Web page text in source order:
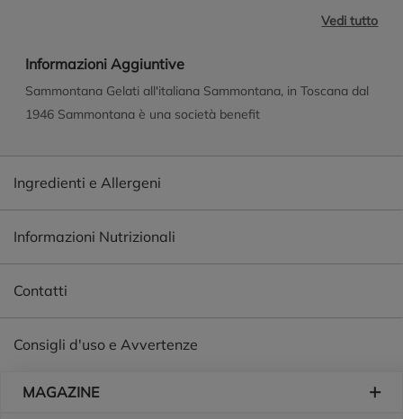
'50. *Plastica bio-circolare Si riferisce a plastica ottenuta da
prime, in sostituzione di quelle di origine fossile, consente di
limitare l'impatto ambientale. Nella produzione della plastica
bio-circolare la quantità di materia prima di origine vegetale
nel rispetto del bilancio di massa. Per maggiori dettagli sul
bilancio di massa puoi consultare https://www.iscc-
Vedi tutto
Informazioni Aggiuntive
Sammontana Gelati all'italiana Sammontana, in Toscana dal
1946 Sammontana è una società benefit
Ingredienti e Allergeni
Informazioni Nutrizionali
Contatti
Consigli d'uso e Avvertenze
MAGAZINE